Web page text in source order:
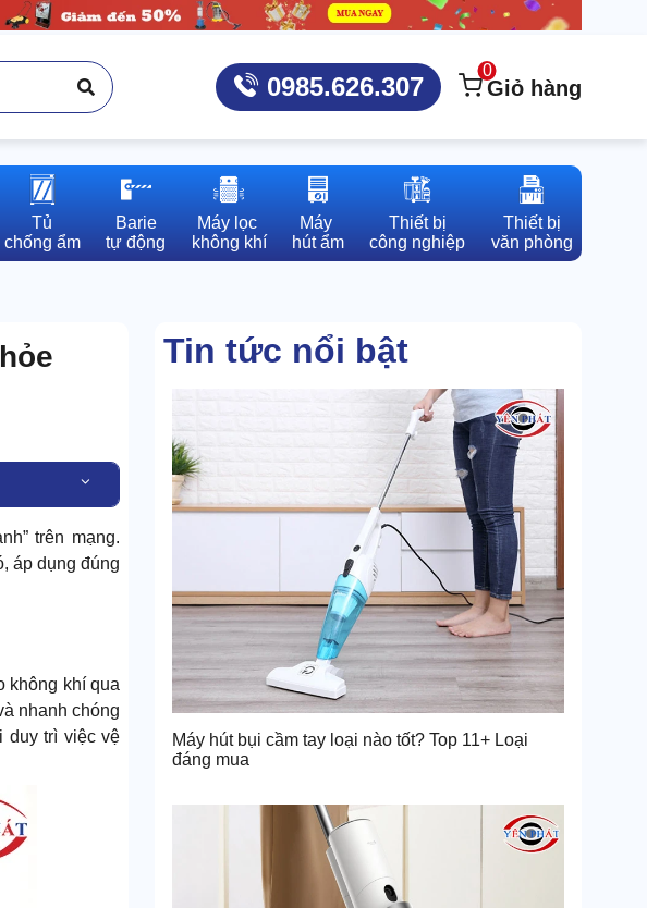
0985.626.307
0
Giỏ hàng
Tủ
chống ẩm
Barie
tự động
Máy lọc
không khí
Máy
hút ẩm
Thiết bị
công nghiệp
Thiết bị
văn phòng
trên mạng.
áp dụng đúng
không khí qua
nhanh chóng
duy trì việc vệ
Tin tức nổi bật
Máy hút bụi cầm tay loại nào tốt? Top 11+ Loại
đáng mua